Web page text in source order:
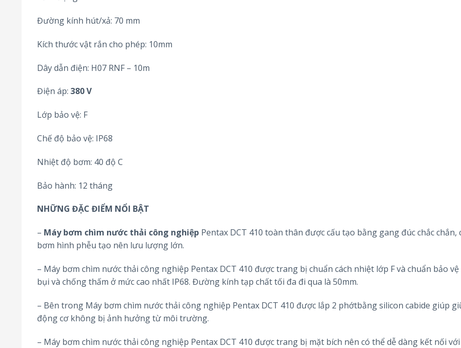
Đường kính hút/xả: 70 mm
Kích thước vật rắn cho phép: 10mm
Dây dẫn điện: H07 RNF – 10m
Điện áp: 380 V
Lớp bảo vệ: F
Chế độ bảo vệ: IP68
Nhiệt độ bơm: 40 độ C
Bảo hành: 12 tháng
NHỮNG ĐẶC ĐIỂM NỔI BẬT
– Máy bơm chìm nước thải công nghiệp Pentax DCT 410 toàn thân được cấu tạo bằng gang đúc chắc chắn,
bơm hình phễu tạo nên lưu lượng lớn.
– Máy bơm chìm nước thải công nghiệp Pentax DCT 410 được trang bị chuẩn cách nhiệt lớp F và chuẩn bảo
bụi và chống thấm ở mức cao nhất IP68. Đường kính tạp chất tối đa đi qua là 50mm.
– Bên trong Máy bơm chìm nước thải công nghiệp Pentax DCT 410 được lắp 2 phớtbằng silicon cabide giúp
động cơ không bị ảnh hưởng từ môi trường.
– Máy bơm chìm nước thải công nghiệp Pentax DCT 410 được trang bị mặt bích nên có thể dễ dàng kết nối với